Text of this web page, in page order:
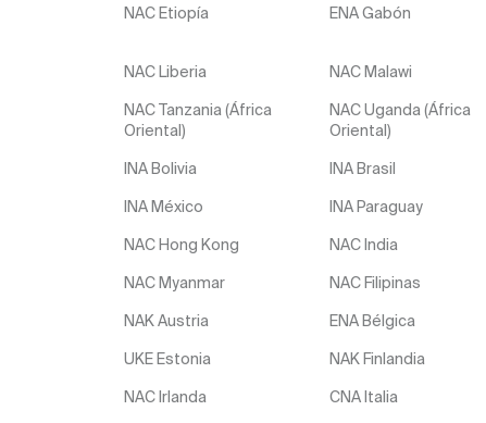
NAC Etiopía ENA Gabón
NAC Liberia NAC Malawi
NAC Tanzania (África
Oriental)
NAC Uganda (África
Oriental)
INA Bolivia INA Brasil
INA México INA Paraguay
NAC Hong Kong NAC India
NAC Myanmar NAC Filipinas
NAK Austria ENA Bélgica
UKE Estonia NAK Finlandia
NAC Irlanda CNA Italia